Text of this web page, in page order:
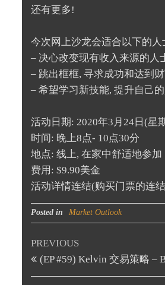
还有更多!
今次网上沙龙会适合以下的人
– 决心改变现有收入来源的人
– 跳出框框, 寻求成功和达到
– 希望学习新技能, 提升自己
活动日期: 2020年3月24日(星
时间: 晚上8点- 10点30分
地点: 线上, 在家中舒适地参加
费用: $9.90美金
活动详情连结(购买门票的连
Posted in Market Outlook
Post
navigation
Previous
Post
PREVIOUS
(EP #59) Kelvin 交易策略 –